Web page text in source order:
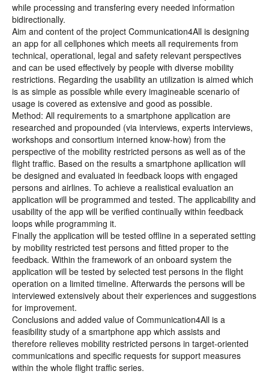
while processing and transfering every needed information
bidirectionally.
Aim and content of the project Communication4All is designing
an app for all cellphones which meets all requirements from
technical, operational, legal and safety relevant perspectives
and can be used effectively by people with diverse mobility
restrictions. Regarding the usability an utilization is aimed which
is as simple as possible while every imagineable scenario of
usage is covered as extensive and good as possible.
Method: All requirements to a smartphone application are
researched and propounded (via interviews, experts interviews,
workshops and consortium interned know-how) from the
perspective of the mobility restricted persons as well as of the
flight traffic. Based on the results a smartphone apllication will
be designed and evaluated in feedback loops with engaged
persons and airlines. To achieve a realistical evaluation an
application will be programmed and tested. The applicability and
usability of the app will be verified continually within feedback
loops while programming it.
Finally the application will be tested offline in a seperated setting
by mobility restricted test persons and fitted proper to the
feedback. Within the framework of an onboard system the
application will be tested by selected test persons in the flight
operation on a limited timeline. Afterwards the persons will be
interviewed extensively about their experiences and suggestions
for improvement.
Conclusions and added value of Communication4All is a
feasibility study of a smartphone app which assists and
therefore relieves mobility restricted persons in target-oriented
communications and specific requests for support measures
within the whole flight traffic series.